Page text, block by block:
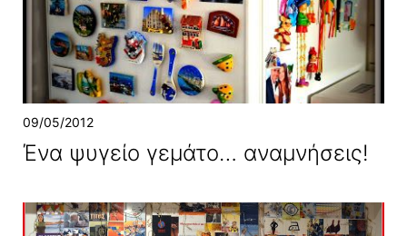
09/05/2012
Ένα ψυγείο γεμάτο… αναμνήσεις!